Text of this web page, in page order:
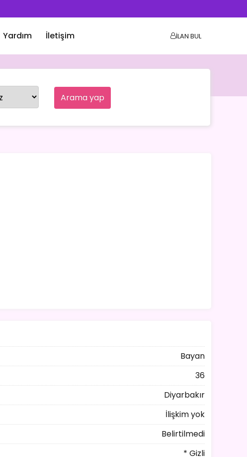
Yardım İletişim İLAN BUL
Arama yap
Bayan
36
Diyarbakır
İlişkim yok
Belirtilmedi
* Gizli